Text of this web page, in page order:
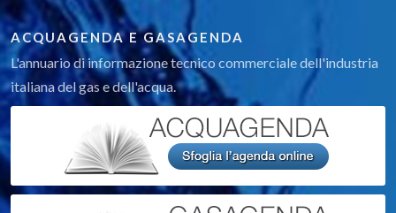
ACQUAGENDA E GASAGENDA
L'annuario di informazione tecnico commerciale dell'industria
italiana del gas e dell'acqua.